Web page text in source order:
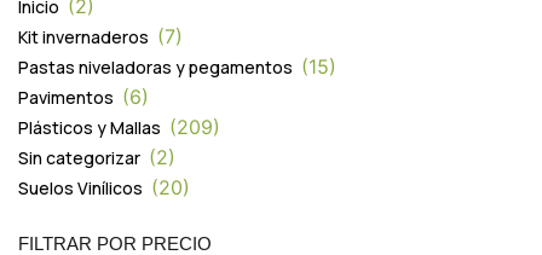
Inicio 2
Kit invernaderos 7
Pastas niveladoras y pegamentos 15
Pavimentos 6
Plásticos y Mallas 209
Sin categorizar 2
Suelos Vinílicos 20
FILTRAR POR PRECIO